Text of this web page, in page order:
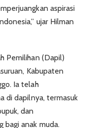
aspirasi
ujar Hilman
Pemilihan (Dapil)
Kabupaten
Ia telah
di dapilnya, termasuk
dan
bagi anak muda.